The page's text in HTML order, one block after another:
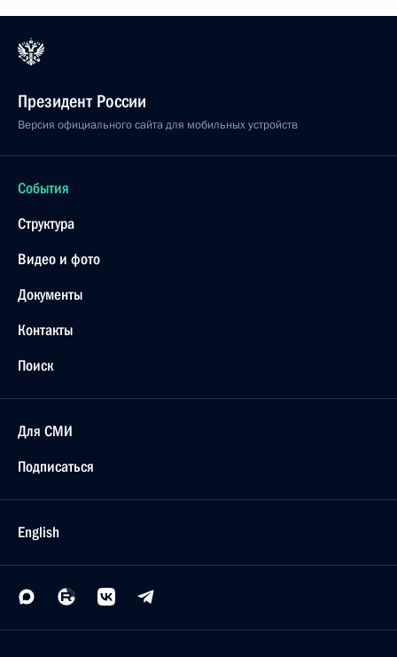
Президент России
Версия официального сайта для мобильных устройств
События
Структура
Видео и фото
Документы
Контакты
Поиск
Для СМИ
Подписаться
English